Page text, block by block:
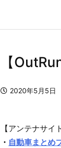
【
2020年5月5日
【アンテナサイ
・ 自動車まとめ